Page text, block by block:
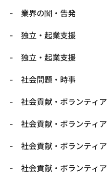
業界の闇・告発
独立・起業支援
独立・起業支援
社会問題・時事
社会貢献・ボランティア
社会貢献・ボランティア
社会貢献・ボランティア
社会貢献・ボランティア